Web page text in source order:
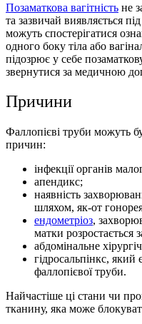
Позаматкова вагітність не
та зазвичай виявляється
можуть спостерігатися
одного боку тіла або
підозрює у себе
звернутися за медичною
Причини
Фаллопієві труби можуть
причин:
інфекції органів
апендикс;
наявність
шляхом, як-от
ендометріоз,
матки розростається
абдомінальне
гідросальпінкс, який
фаллопієвої труби.
Найчастіше ці стани чи
тканину, яка може